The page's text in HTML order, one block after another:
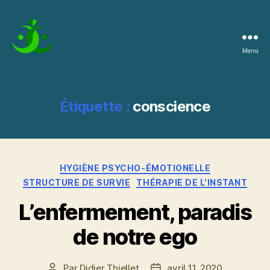
Menu
Étiquette : conscience
Catégories
HYGIÈNE PSYCHO-ÉMOTIONELLE
STRUCTURE DE SURVIE
THÉRAPIE DE L'INSTANT
L’enfermement, paradis
de notre ego